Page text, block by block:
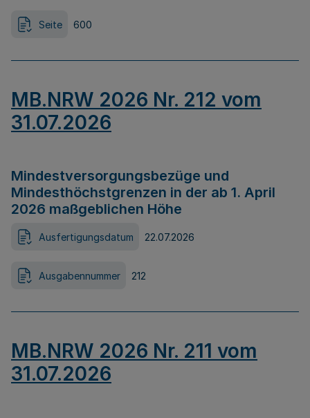
Seite 600
MB.NRW 2026 Nr. 212 vom
31.07.2026
Mindestversorgungsbezüge und
Mindesthöchstgrenzen in der ab 1. April
2026 maßgeblichen Höhe
Ausfertigungsdatum 22.07.2026
Ausgabennummer 212
MB.NRW 2026 Nr. 211 vom
31.07.2026